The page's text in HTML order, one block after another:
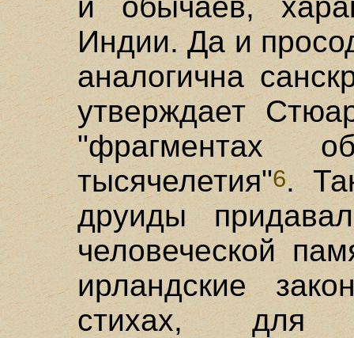
Индии. Да и
аналогична
утверждает
"фрагментах
тысячелетия"6.
друиды
человеческой
ирландские
стихах, для